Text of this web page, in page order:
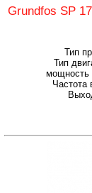
Grundfos SP
Тип
Тип
мощность
Частота